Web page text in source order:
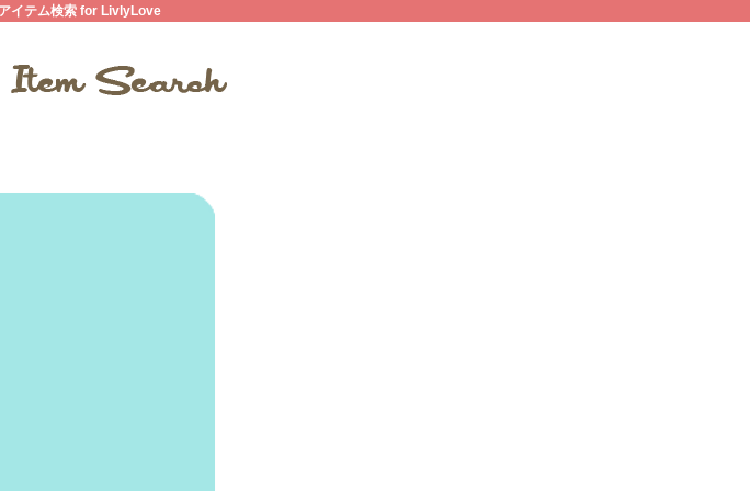
イテム検索 for LivlyLove